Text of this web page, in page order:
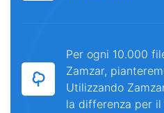
Per ogni 10.000
Zamzar,
Utilizzando
la differenza per